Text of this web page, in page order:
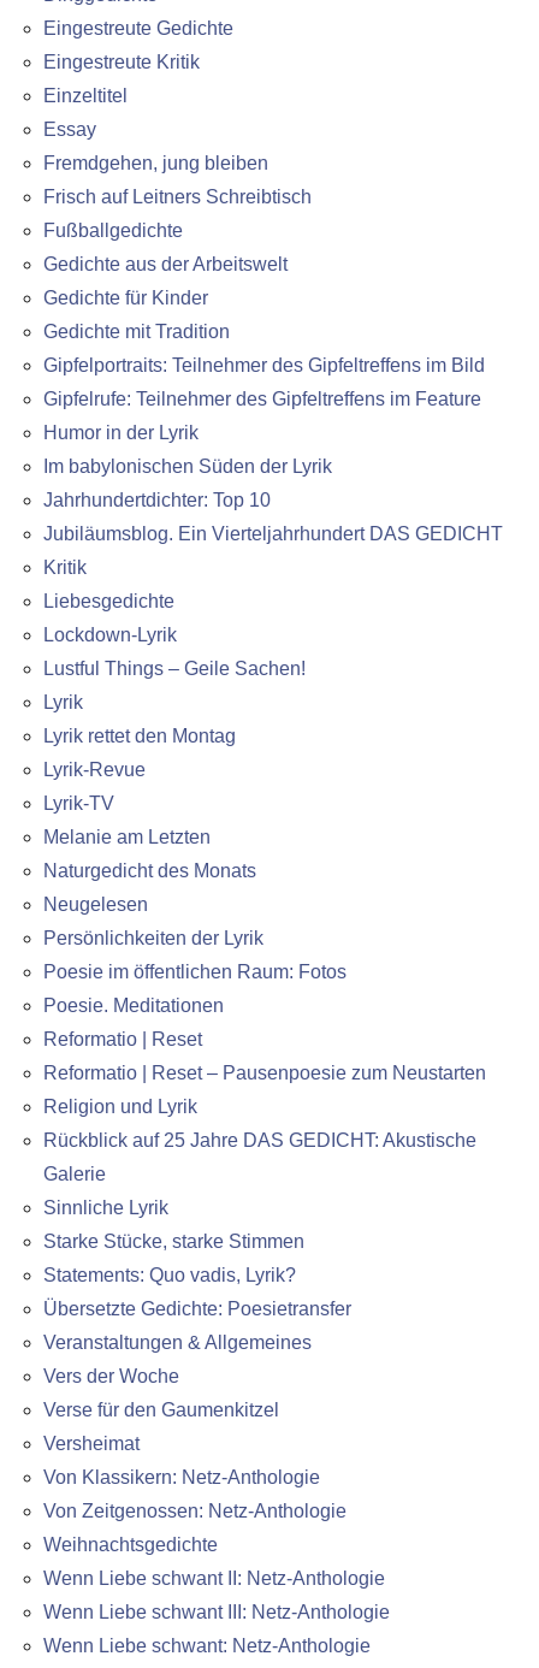
Eingestreute Gedichte
Eingestreute Kritik
Einzeltitel
Essay
Fremdgehen, jung bleiben
Frisch auf Leitners Schreibtisch
Fußballgedichte
Gedichte aus der Arbeitswelt
Gedichte für Kinder
Gedichte mit Tradition
Gipfelportraits: Teilnehmer des Gipfeltreffens im Bild
Gipfelrufe: Teilnehmer des Gipfeltreffens im Feature
Humor in der Lyrik
Im babylonischen Süden der Lyrik
Jahrhundertdichter: Top 10
Jubiläumsblog. Ein Vierteljahrhundert DAS GEDICHT
Kritik
Liebesgedichte
Lockdown-Lyrik
Lustful Things – Geile Sachen!
Lyrik
Lyrik rettet den Montag
Lyrik-Revue
Lyrik-TV
Melanie am Letzten
Naturgedicht des Monats
Neugelesen
Persönlichkeiten der Lyrik
Poesie im öffentlichen Raum: Fotos
Poesie. Meditationen
Reformatio | Reset
Reformatio | Reset – Pausenpoesie zum Neustarten
Religion und Lyrik
Rückblick auf 25 Jahre DAS GEDICHT: Akustische
Galerie
Sinnliche Lyrik
Starke Stücke, starke Stimmen
Statements: Quo vadis, Lyrik?
Übersetzte Gedichte: Poesietransfer
Veranstaltungen & Allgemeines
Vers der Woche
Verse für den Gaumenkitzel
Versheimat
Von Klassikern: Netz-Anthologie
Von Zeitgenossen: Netz-Anthologie
Weihnachtsgedichte
Wenn Liebe schwant II: Netz-Anthologie
Wenn Liebe schwant III: Netz-Anthologie
Wenn Liebe schwant: Netz-Anthologie